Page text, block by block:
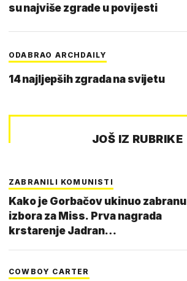
su najviše zgrade u povijesti
ODABRAO ARCHDAILY
14 najljepših zgrada na svijetu
JOŠ IZ RUBRIKE
ZABRANILI KOMUNISTI
Kako je Gorbačov ukinuo zabranu
izbora za Miss. Prva nagrada
krstarenje Jadran…
COWBOY CARTER